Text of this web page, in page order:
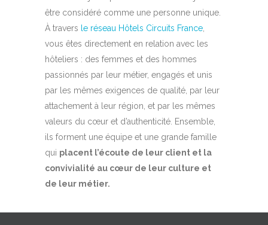
être considéré comme une personne unique.
À travers le réseau Hôtels Circuits France,
vous êtes directement en relation avec les
hôteliers : des femmes et des hommes
passionnés par leur métier, engagés et unis
par les mêmes exigences de qualité, par leur
attachement à leur région, et par les mêmes
valeurs du cœur et d’authenticité. Ensemble,
ils forment une équipe et une grande famille
qui placent l’écoute de leur client et la
convivialité au cœur de leur culture et
de leur métier.